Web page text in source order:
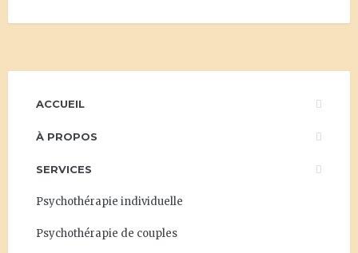
ACCUEIL
À PROPOS
SERVICES
Psychothérapie individuelle
Psychothérapie de couples